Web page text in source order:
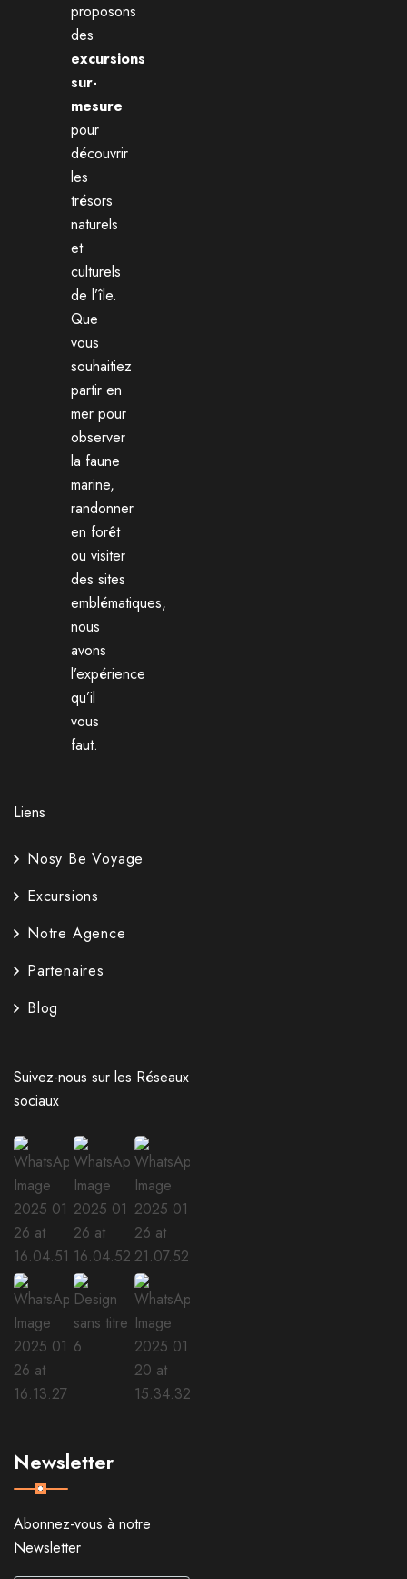
proposons
des
excursions
sur-
mesure
pour
découvrir
les
trésors
naturels
et
culturels
de l’île.
Que
vous
souhaitiez
partir en
mer pour
observer
la faune
marine,
randonner
en forêt
ou visiter
des sites
emblématiques,
nous
avons
l’expérience
qu’il
vous
faut.
Liens
Nosy Be Voyage
Excursions
Notre Agence
Partenaires
Blog
Suivez-nous sur les Réseaux
sociaux
Newsletter
Abonnez-vous à notre
Newsletter